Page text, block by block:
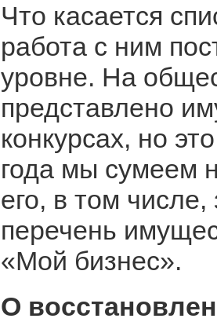
Что касается
работа с ним
уровне. На
представлено
конкурсах, но
года мы сумеем
его, в том
перечень
«Мой бизнес».
О